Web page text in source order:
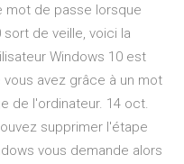
mot de passe lorsque
de veille, voici la
Windows 10 est
avez grâce à un mot
de l'ordinateur. 14 oct.
supprimer l'étape
vous demande alors